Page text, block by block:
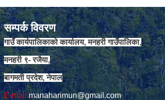
सम्पर्क विवरण
गाउँ कार्यपालिकाको कार्यालय, मनहरी गाउँपालिका,
मनहरी ९- रजैया,
बागमती प्रदेश, नेपाल
E-mail:manaharimun@gmail.com